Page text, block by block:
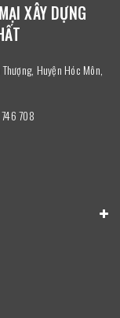
XÂY DỰNG
Huyện Hóc Môn,
708